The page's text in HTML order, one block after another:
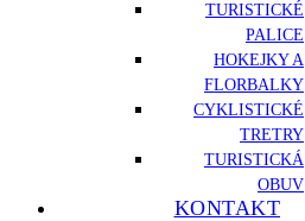
TURISTICKÉ
PALICE
HOKEJKY A
FLORBALKY
CYKLISTICKÉ
TRETRY
TURISTICKÁ
OBUV
KONTAKT